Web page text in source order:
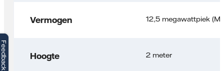
Vermogen 12,5 megawattpiek
Hoogte 2 meter
Feedback